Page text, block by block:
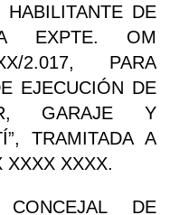
HABILITANTE DE
EXPTE. OM
2.017, PARA
EJECUCIÓN DE
GARAJE Y
TRAMITADA A
XXXX XXXX.
DE